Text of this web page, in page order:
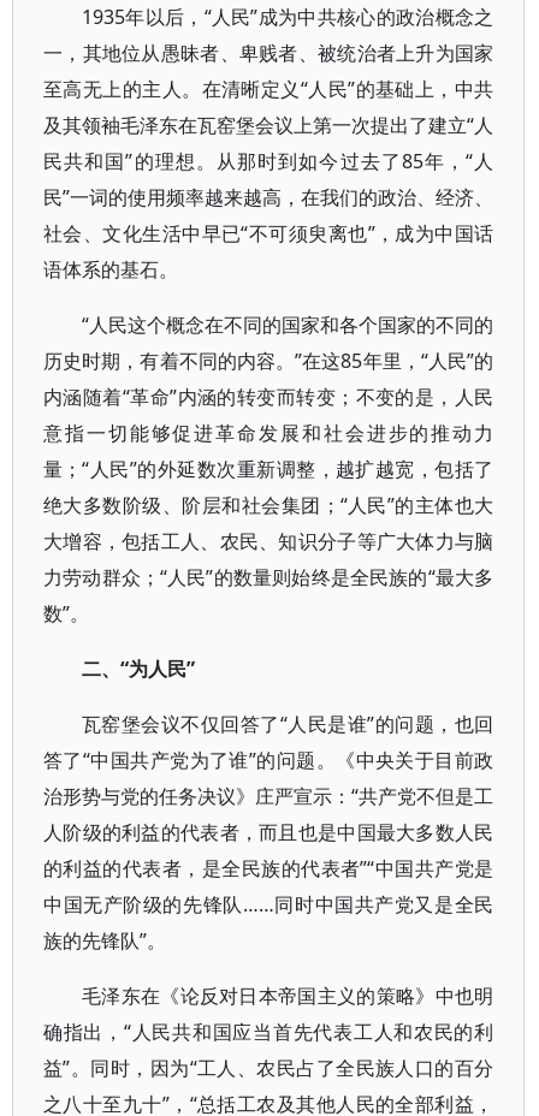
1935年以后，“人民”成为中共核心的政治概念之
一，其地位从愚昧者、卑贱者、被统治者上升为国家
至高无上的主人。在清晰定义“人民”的基础上，中共
及其领袖毛泽东在瓦窑堡会议上第一次提出了建立“人
民共和国”的理想。从那时到如今过去了85年，“人
民”一词的使用频率越来越高，在我们的政治、经济、
社会、文化生活中早已“不可须臾离也”，成为中国话
语体系的基石。
“人民这个概念在不同的国家和各个国家的不同的
历史时期，有着不同的内容。”在这85年里，“人民”的
内涵随着“革命”内涵的转变而转变；不变的是，人民
意指一切能够促进革命发展和社会进步的推动力
量；“人民”的外延数次重新调整，越扩越宽，包括了
绝大多数阶级、阶层和社会集团；“人民”的主体也大
大增容，包括工人、农民、知识分子等广大体力与脑
力劳动群众；“人民”的数量则始终是全民族的“最大多
数”。
二、“为人民”
瓦窑堡会议不仅回答了“人民是谁”的问题，也回
答了“中国共产党为了谁”的问题。《中央关于目前政
治形势与党的任务决议》庄严宣示：“共产党不但是工
人阶级的利益的代表者，而且也是中国最大多数人民
的利益的代表者，是全民族的代表者”“中国共产党是
中国无产阶级的先锋队……同时中国共产党又是全民
族的先锋队”。
毛泽东在《论反对日本帝国主义的策略》中也明
确指出，“人民共和国应当首先代表工人和农民的利
益”。同时，因为“工人、农民占了全民族人口的百分
之八十至九十”，“总括工农及其他人民的全部利益，